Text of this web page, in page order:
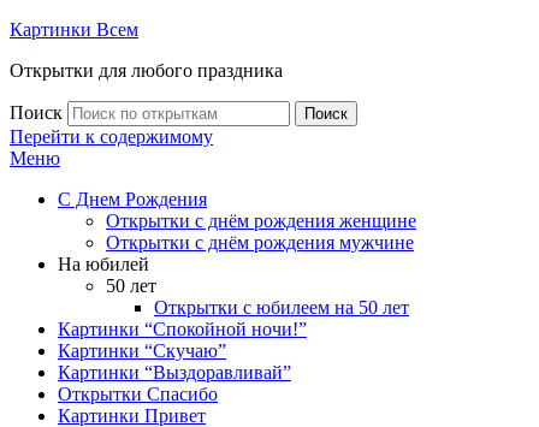
Картинки Всем
Открытки для любого праздника
Поиск Поиск
Перейти к содержимому
Меню
С Днем Рождения
Открытки с днём рождения женщине
Открытки с днём рождения мужчине
На юбилей
50 лет
Открытки с юбилеем на 50 лет
Картинки “Спокойной ночи!”
Картинки “Скучаю”
Картинки “Выздоравливай”
Открытки Спасибо
Картинки Привет